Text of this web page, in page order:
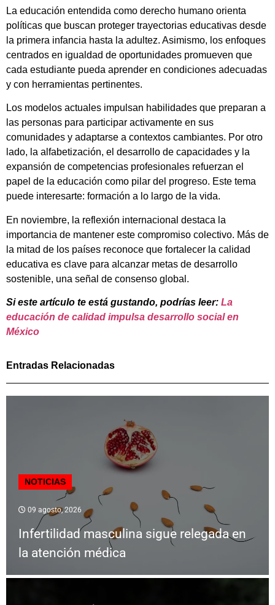
La educación entendida como derecho humano orienta
políticas que buscan proteger trayectorias educativas desde
la primera infancia hasta la adultez. Asimismo, los enfoques
centrados en igualdad de oportunidades promueven que
cada estudiante pueda aprender en condiciones adecuadas
y con herramientas pertinentes.
Los modelos actuales impulsan habilidades que preparan a
las personas para participar activamente en sus
comunidades y adaptarse a contextos cambiantes. Por otro
lado, la alfabetización, el desarrollo de capacidades y la
expansión de competencias profesionales refuerzan el
papel de la educación como pilar del progreso. Este tema
puede interesarte: formación a lo largo de la vida.
En noviembre, la reflexión internacional destaca la
importancia de mantener este compromiso colectivo. Más de
la mitad de los países reconoce que fortalecer la calidad
educativa es clave para alcanzar metas de desarrollo
sostenible, una señal de consenso global.
Si este artículo te está gustando, podrías leer: La
educación de calidad impulsa desarrollo social en
México
Entradas Relacionadas
NOTICIAS
09 agosto, 2026
Infertilidad masculina sigue relegada en
la atención médica